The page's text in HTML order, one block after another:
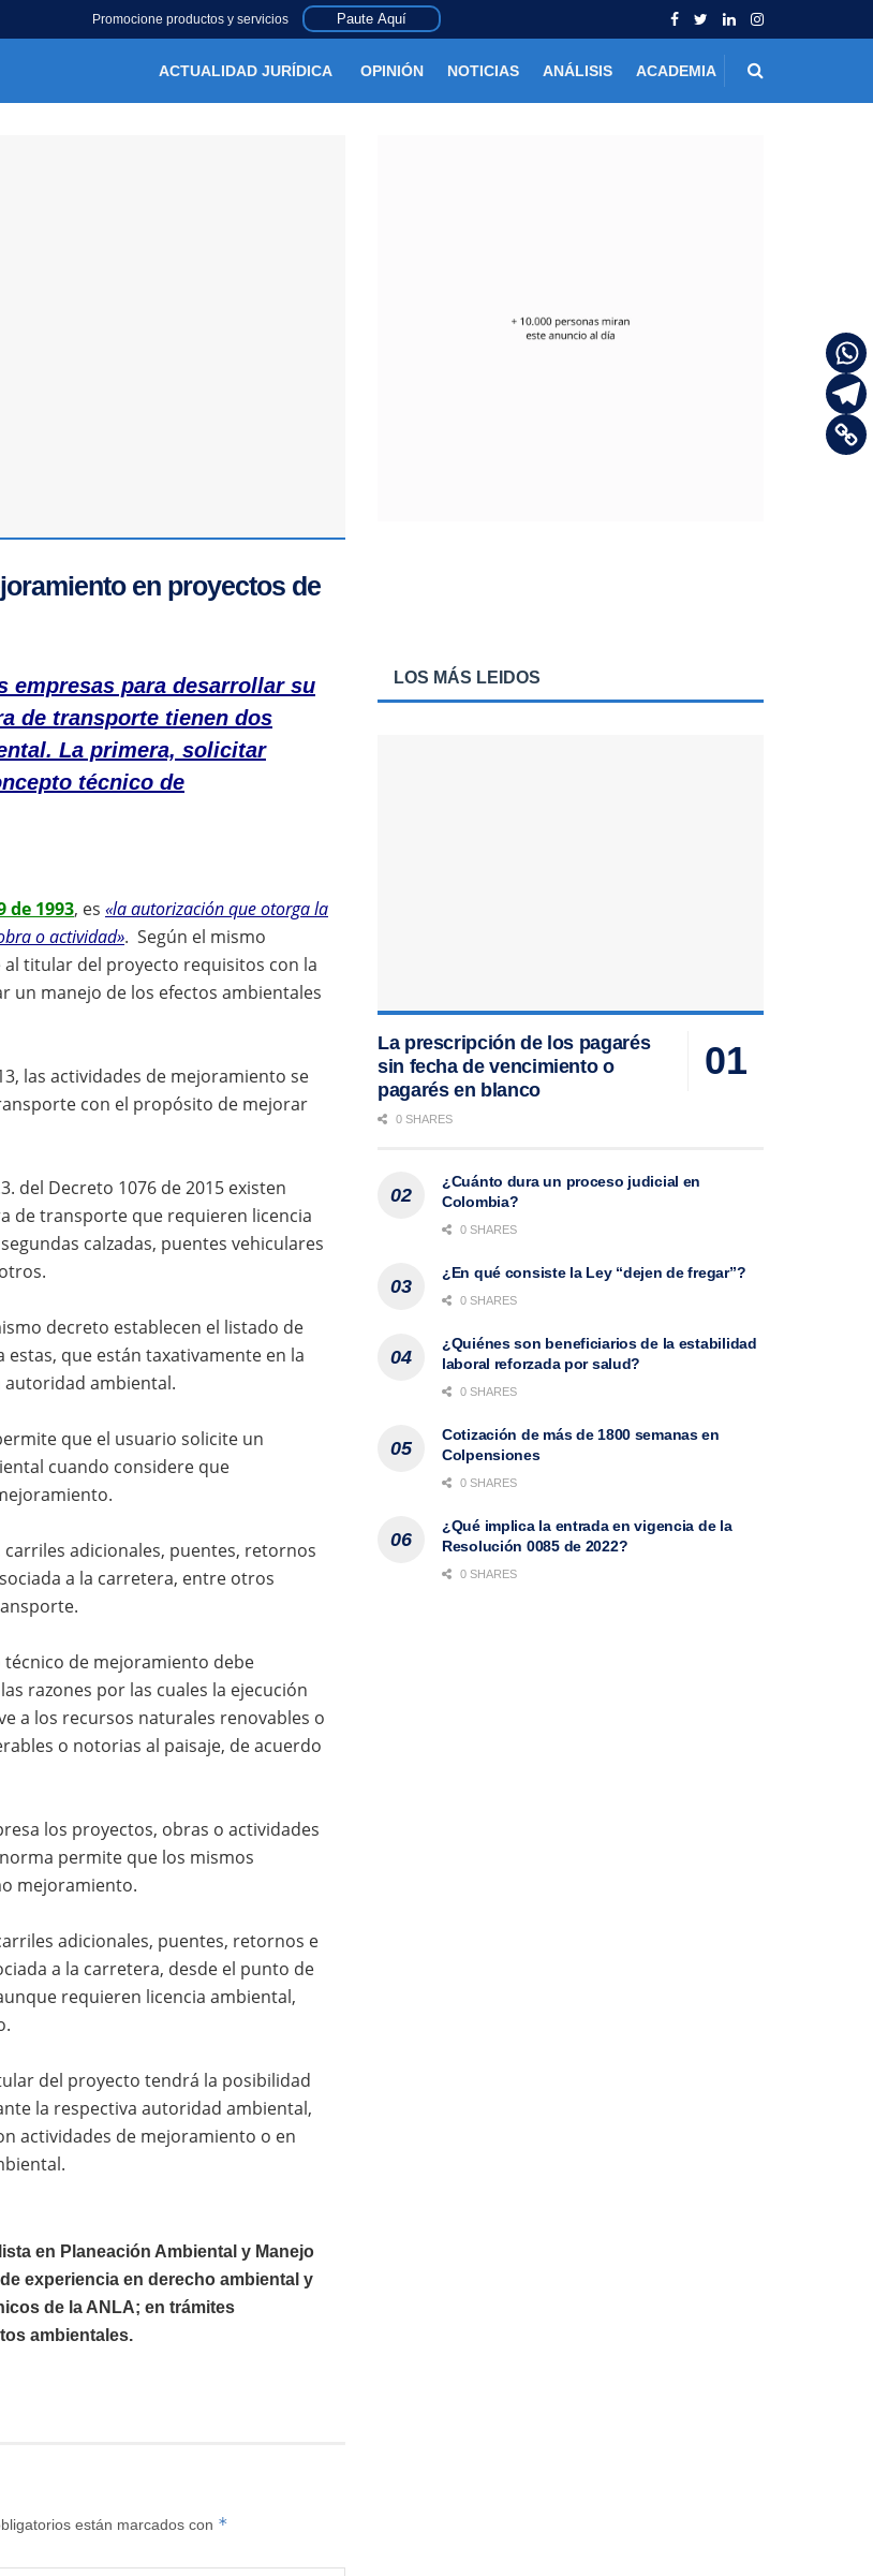
Promocione productos y servicios Paute Aquí
ACTUALIDAD JURÍDICA OPINIÓN NOTICIAS ANÁLISIS ACADEMIA
en proyectos de
empresas para desarrollar su
de transporte tienen dos
La primera, solicitar
técnico de
de 1993, es «la autorización que otorga la
o actividad». Según el mismo
titular del proyecto requisitos con la
un manejo de los efectos ambientales
las actividades de mejoramiento se
con el propósito de mejorar
del Decreto 1076 de 2015 existen
de transporte que requieren licencia
calzadas, puentes vehiculares
decreto establecen el listado de
que están taxativamente en la
ambiental.
que el usuario solicite un
cuando considere que
carriles adicionales, puentes, retornos
a la carretera, entre otros
de mejoramiento debe
razones por las cuales la ejecución
a los recursos naturales renovables o
o notorias al paisaje, de acuerdo
los proyectos, obras o actividades
permite que los mismos
mejoramiento.
adicionales, puentes, retornos e
a la carretera, desde el punto de
requieren licencia ambiental,
del proyecto tendrá la posibilidad
la respectiva autoridad ambiental,
actividades de mejoramiento o en
en Planeación Ambiental y Manejo
experiencia en derecho ambiental y
de la ANLA; en trámites
ambientales.
están marcados con *
LOS MÁS LEIDOS
La prescripción de los pagarés
sin fecha de vencimiento o
pagarés en blanco
0 SHARES
¿Cuánto dura un proceso judicial en
Colombia?
0 SHARES
¿En qué consiste la Ley “dejen de fregar”?
0 SHARES
¿Quiénes son beneficiarios de la estabilidad
laboral reforzada por salud?
0 SHARES
Cotización de más de 1800 semanas en
Colpensiones
0 SHARES
¿Qué implica la entrada en vigencia de la
Resolución 0085 de 2022?
0 SHARES